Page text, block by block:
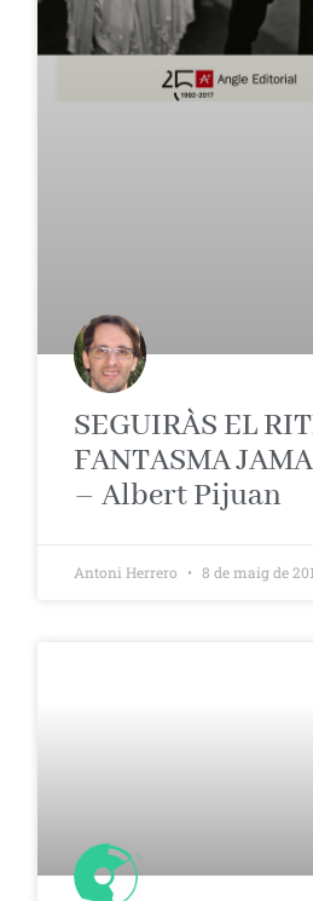
SEGUIRÀS EL
FANTASMA
– Albert Pijuan
Antoni Herrero 8 de maig de